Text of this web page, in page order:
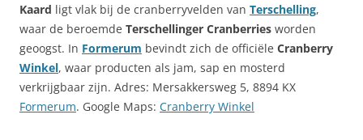
Kaard ligt vlak bij de cranberryvelden van Terschelling,
waar de beroemde Terschellinger Cranberries worden
geoogst. In Formerum bevindt zich de officiële Cranberry
Winkel, waar producten als jam, sap en mosterd
verkrijgbaar zijn. Adres: Mersakkersweg 5, 8894 KX
Formerum. Google Maps: Cranberry Winkel